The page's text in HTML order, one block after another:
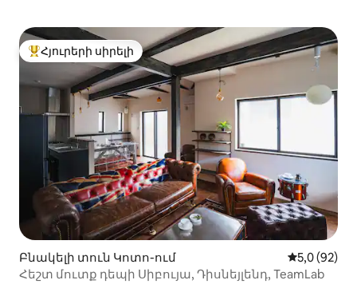
Հյուրերի սիրելի լավագույն տները
Հյուրերի սիրելի
Բնակելի տուն Կոտո-ում Միջին
5,0 (92)
Հեշտ մուտք դեպի Սիբույա, Դիսնեյլենդ, TeamLab